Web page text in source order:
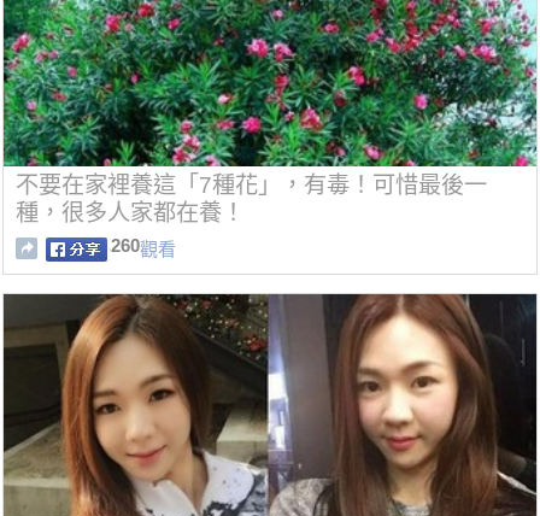
不要在家裡養這「7種花」，有毒！可惜最後一
種，很多人家都在養！
260觀看